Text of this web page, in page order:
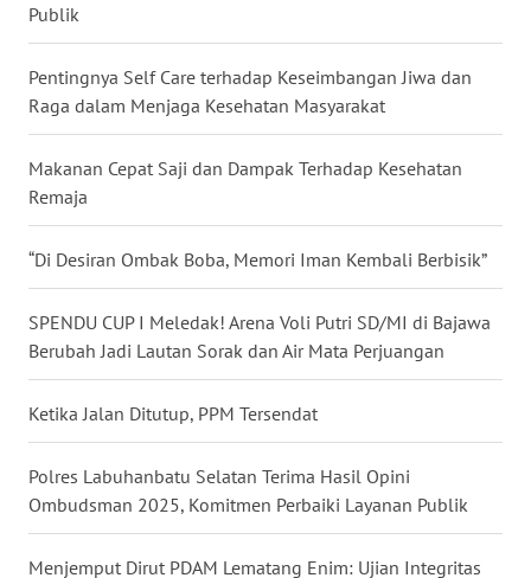
Publik
Pentingnya Self Care terhadap Keseimbangan Jiwa dan
Raga dalam Menjaga Kesehatan Masyarakat
Makanan Cepat Saji dan Dampak Terhadap Kesehatan
Remaja
“Di Desiran Ombak Boba, Memori Iman Kembali Berbisik”
SPENDU CUP I Meledak! Arena Voli Putri SD/MI di Bajawa
Berubah Jadi Lautan Sorak dan Air Mata Perjuangan
Ketika Jalan Ditutup, PPM Tersendat
Polres Labuhanbatu Selatan Terima Hasil Opini
Ombudsman 2025, Komitmen Perbaiki Layanan Publik
Menjemput Dirut PDAM Lematang Enim: Ujian Integritas
WN
LAMPUNG
WN
JATENG
WN
NUSANTARA
WN
JOGJA
WN
BALI